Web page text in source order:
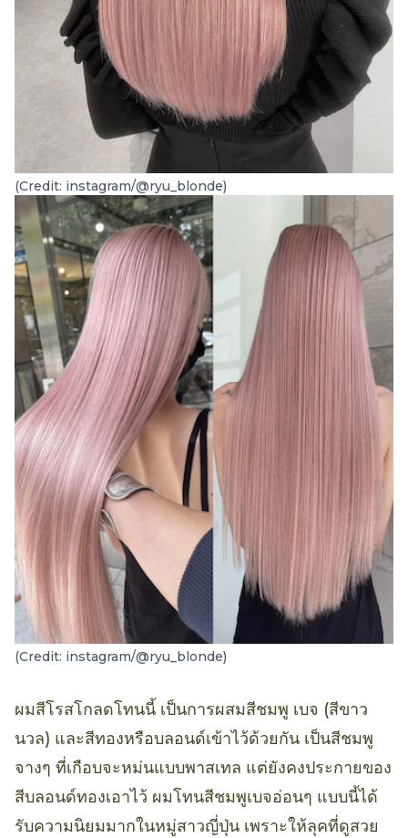
(Credit: instagram/@ryu_blonde)
(Credit: instagram/@ryu_blonde)
ผมสีโรสโกลดโทนนี้ เป็นการผสมสีชมพู เบจ (สีขาว
นวล) และสีทองหรือบลอนด์เข้าไว้ด้วยกัน เป็นสีชมพู
จางๆ ที่เกือบจะหม่นแบบพาสเทล แต่ยังคงประกายของ
สีบลอนด์ทองเอาไว้ ผมโทนสีชมพูเบจอ่อนๆ แบบนี้ได้
รับความนิยมมากในหมู่สาวญี่ปุ่น เพราะให้ลุคที่ดูสวย